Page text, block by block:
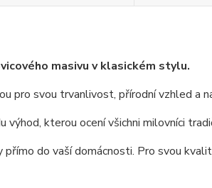
masivu v klasickém stylu.
pro svou trvanlivost, přírodní vzhled a
kterou ocení všichni milovníci
do vaší domácnosti. Pro svou